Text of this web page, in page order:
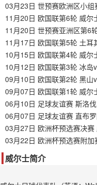
11月20日 欧国联第6轮 威尔
11月20日 世预赛亚洲区第6
11月17日 欧国联第5轮 土耳
10月15日 欧国联第4轮 威尔
10月12日 欧国联第3轮 冰岛
09月10日 欧国联第2轮 黑山
09月07日 欧国联第1轮 威尔
06月10日 足球友谊赛 斯洛
06月07日 足球友谊赛 直布
03月27日 欧洲杯预选赛决
03月22日 欧洲杯预选赛附
威尔士简介